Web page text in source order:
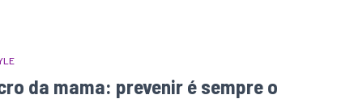
da mama: prevenir é sempre o